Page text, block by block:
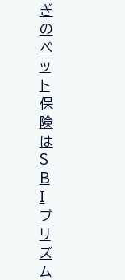
ぎ
の
ペ
ッ
ト
保
険
は
S
B
I
プ
リ
ズ
ム